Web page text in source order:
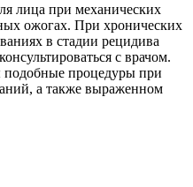
лица при механических
ожогах. При хронических
в стадии рецидива
с врачом.
подобные процедуры при
а также выраженном